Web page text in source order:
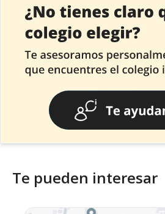
Te pueden interesar